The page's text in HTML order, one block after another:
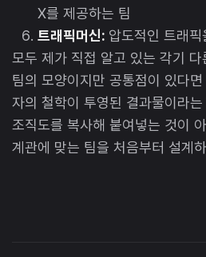
X를 제공하는 팀
트래픽머신: 압도적인 트래
모두 제가 직접 알고 있는 각기
팀의 모양이지만 공통점이 있다
자의 철학이 투영된 결과물이라
조직도를 복사해 붙여넣는 것이
계관에 맞는 팀을 처음부터 설계